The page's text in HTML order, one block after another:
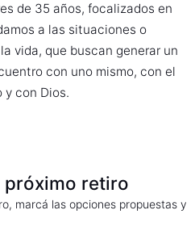
de 35 años, focalizados en
a las situaciones o
vida, que buscan generar un
con uno mismo, con el
y con Dios.
próximo retiro
marcá las opciones propuestas y